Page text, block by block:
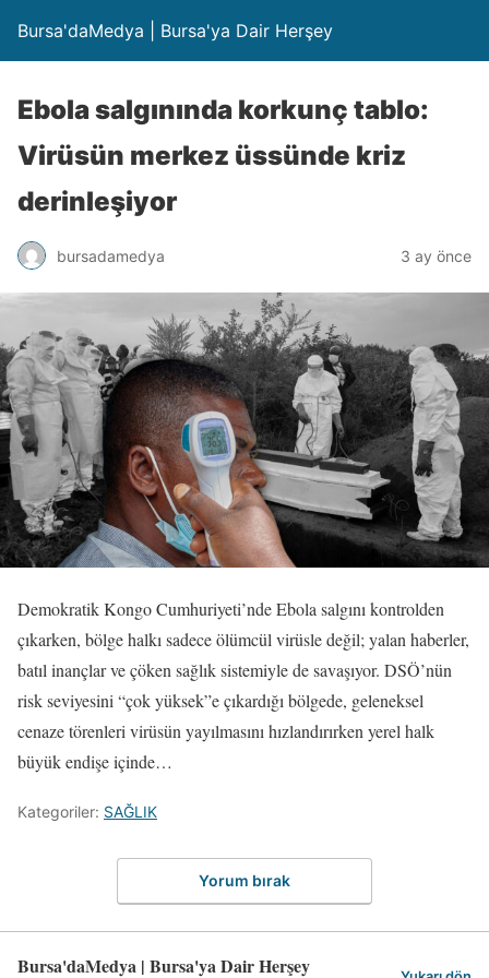
Bursa'daMedya | Bursa'ya Dair Herşey
Ebola salgınında korkunç tablo:
Virüsün merkez üssünde kriz
derinleşiyor
bursadamedya 3 ay önce
Demokratik Kongo Cumhuriyeti’nde Ebola salgını kontrolden
çıkarken, bölge halkı sadece ölümcül virüsle değil; yalan haberler,
batıl inançlar ve çöken sağlık sistemiyle de savaşıyor. DSÖ’nün
risk seviyesini “çok yüksek”e çıkardığı bölgede, geleneksel
cenaze törenleri virüsün yayılmasını hızlandırırken yerel halk
büyük endişe içinde…
Kategoriler: SAĞLIK
Yorum bırak
Bursa'daMedya | Bursa'ya Dair Herşey